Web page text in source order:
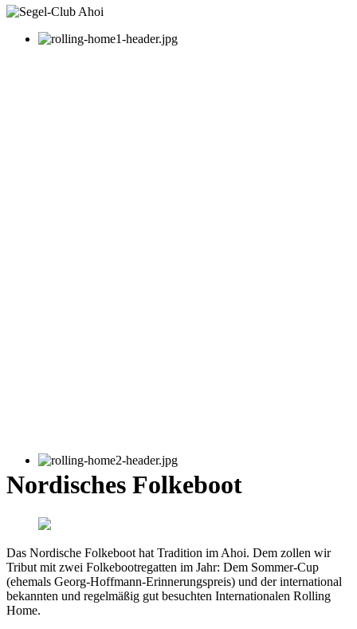
Nordisches Folkeboot
Das Nordische Folkeboot hat Tradition im Ahoi. Dem zollen wir
Tribut mit zwei Folkebootregatten im Jahr: Dem Sommer-Cup
(ehemals Georg-Hoffmann-Erinnerungspreis) und der international
bekannten und regelmäßig gut besuchten Internationalen Rolling
Home.